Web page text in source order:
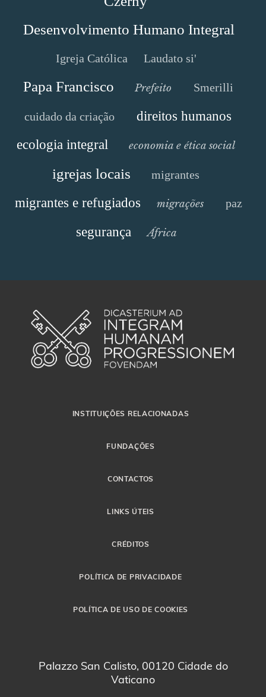
Desenvolvimento Humano Integral
Igreja Católica Laudato si'
Papa Francisco Prefeito Smerilli
cuidado da criação
direitos humanos
ecologia integral
economia e ética social
igrejas locais migrantes
migrantes e refugiados migrações paz
segurança África
INSTITUIÇÕES RELACIONADAS
FUNDAÇÕES
CONTACTOS
LINKS ÚTEIS
CRÉDITOS
POLÍTICA DE PRIVACIDADE
POLÍTICA DE USO DE COOKIES
Palazzo San Calisto, 00120 Cidade do
Vaticano